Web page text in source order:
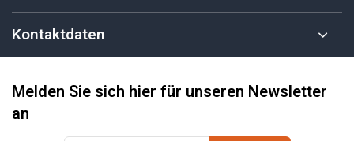
Kontaktdaten
Melden Sie sich hier für unseren Newsletter
an